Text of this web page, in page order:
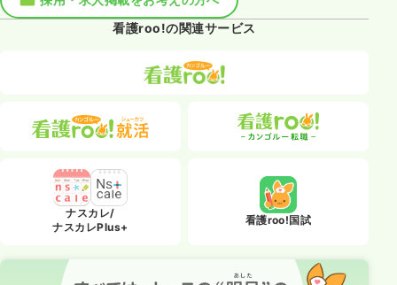
看護roo!の関連サービス
ナスカレ/
ナスカレPlus+
看護roo!国試